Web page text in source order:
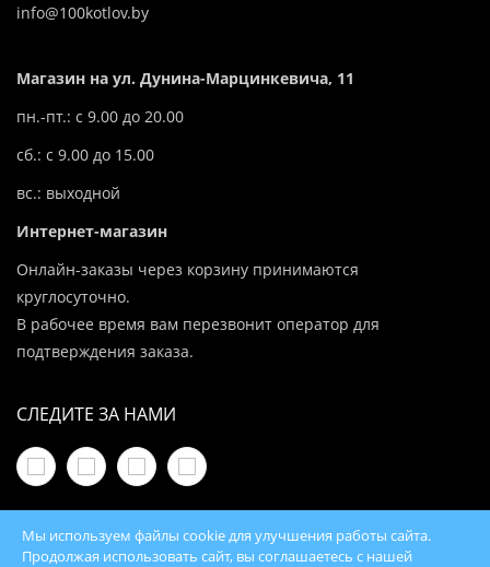
info@100kotlov.by
Магазин на ул. Дунина-Марцинкевича, 11
пн.-пт.: с 9.00 до 20.00
сб.: с 9.00 до 15.00
вс.: выходной
Интернет-магазин
Онлайн-заказы через корзину принимаются
круглосуточно.
В рабочее время вам перезвонит оператор для
подтверждения заказа.
СЛЕДИТЕ ЗА НАМИ
Мы используем файлы cookie для улучшения работы сайта.
Продолжая использовать сайт, вы соглашаетесь с нашей